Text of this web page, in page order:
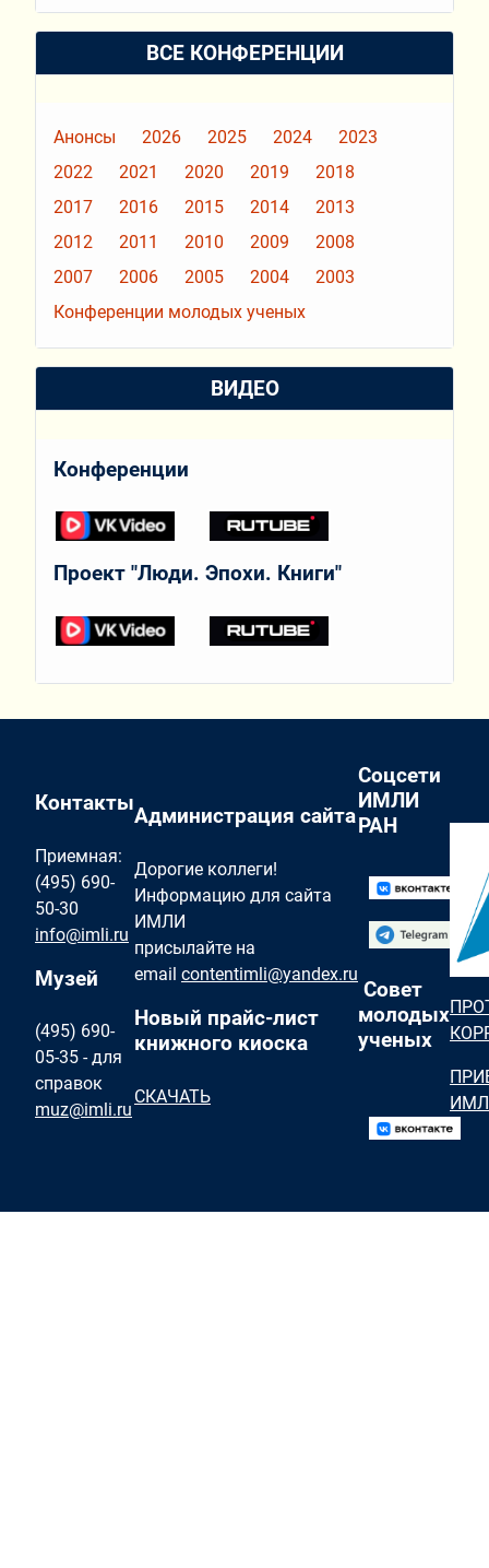
ВСЕ КОНФЕРЕНЦИИ
Анонсы 2026 2025 2024
2023
2022
2021 2020 2019
2018
2017
2016 2015 2014
2013
2012
2011 2010 2009
2008
2007
2006 2005 2004
2003
Конференции молодых ученых
ВИДЕО
Конференции
Проект "Люди. Эпохи. Книги"
Контакты
Приемная:
(495) 690-
50-30
info@imli.ru
Музей
(495) 690-
05-35 - для
справок
muz@imli.ru
Администрация сайта
Дорогие коллеги!
Информацию для сайта
ИМЛИ
присылайте на
email contentimli@yandex.ru
Новый прайс-лист
книжного киоска
СКАЧАТЬ
Соцсети
ИМЛИ
РАН
Совет
молодых
ученых